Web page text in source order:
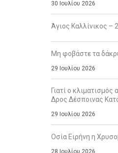
30 Ιουλίου 2026
Άγιος Καλλίνικος –
Μη φοβάστε τα
29 Ιουλίου 2026
Γιατί ο
Δρος Δέσποινας
29 Ιουλίου 2026
Οσία Ειρήνη η
28 Ιουλίου 2026